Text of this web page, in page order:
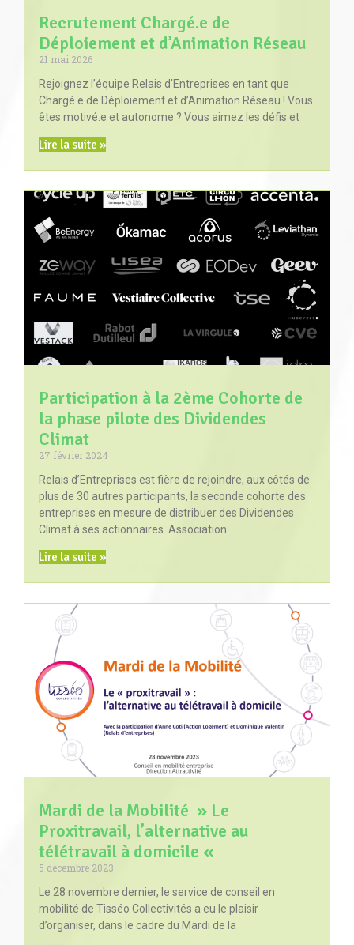
Recrutement Chargé.e de
Déploiement et d’Animation Réseau
21 mai 2026
Rejoignez l’équipe Relais d’Entreprises en tant que
Chargé.e de Déploiement et d’Animation Réseau ! Vous
êtes motivé.e et autonome ? Vous aimez les défis et
Lire la suite »
Participation à la 2ème Cohorte de
la phase pilote des Dividendes
Climat
27 février 2024
Relais d’Entreprises est fière de rejoindre, aux côtés de
plus de 30 autres participants, la seconde cohorte des
entreprises en mesure de distribuer des Dividendes
Climat à ses actionnaires. Association
Lire la suite »
Mardi de la Mobilité » Le
Proxitravail, l’alternative au
télétravail à domicile «
5 décembre 2023
Le 28 novembre dernier, le service de conseil en
mobilité de Tisséo Collectivités a eu le plaisir
d’organiser, dans le cadre du Mardi de la